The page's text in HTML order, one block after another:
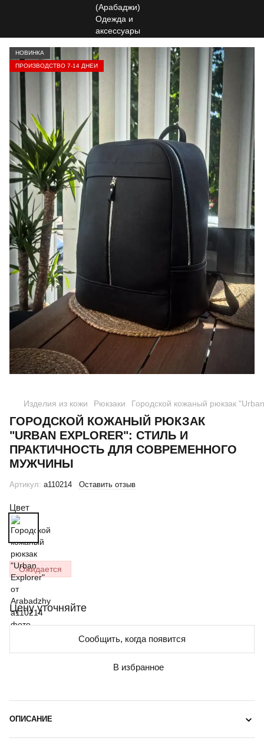
НОВИНКА
ПРОИЗВОДСТВО 7-14 ДНЕЙ
Изделия из кожи Рюкзаки Городской кожаный рюкзак
ГОРОДСКОЙ КОЖАНЫЙ РЮКЗАК
"URBAN EXPLORER": СТИЛЬ И
ПРАКТИЧНОСТЬ ДЛЯ СОВРЕМЕННОГО
МУЖЧИНЫ
Артикул: a110214 Оставить отзыв
Цвет
Ожидается
Цену уточняйте
Сообщить, когда появится
В избранное
ОПИСАНИЕ